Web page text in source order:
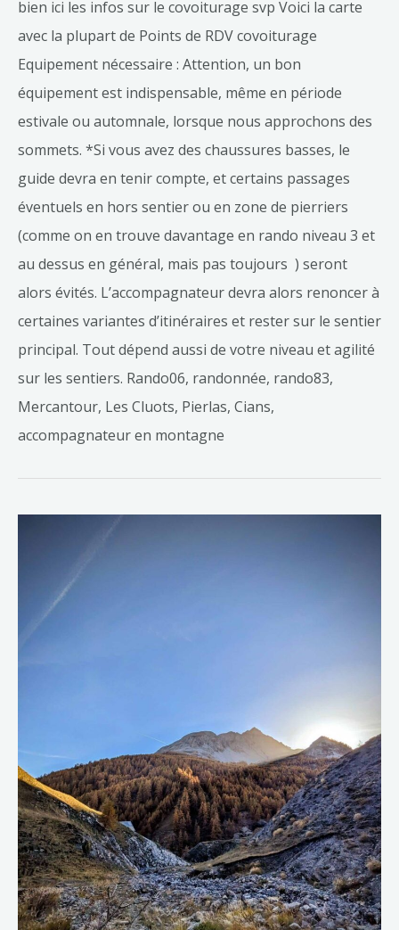
bien ici les infos sur le covoiturage svp Voici la carte
avec la plupart de Points de RDV covoiturage
Equipement nécessaire : Attention, un bon
équipement est indispensable, même en période
estivale ou automnale, lorsque nous approchons des
sommets. *Si vous avez des chaussures basses, le
guide devra en tenir compte, et certains passages
éventuels en hors sentier ou en zone de pierriers
(comme on en trouve davantage en rando niveau 3 et
au dessus en général, mais pas toujours ) seront
alors évités. L’accompagnateur devra alors renoncer à
certaines variantes d’itinéraires et rester sur le sentier
principal. Tout dépend aussi de votre niveau et agilité
sur les sentiers. Rando06, randonnée, rando83,
Mercantour, Les Cluots, Pierlas, Cians,
accompagnateur en montagne